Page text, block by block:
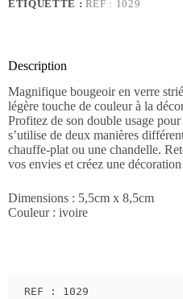
ÉTIQUETTE : REF : 1029
Description
Magnifique bougeoir en verre
légère touche de couleur à la
Profitez de son double usage
s’utilise de deux manières
chauffe-plat ou une chandelle.
vos envies et créez une
Dimensions : 5,5cm x 8,5cm
Couleur : ivoire
REF : 1029